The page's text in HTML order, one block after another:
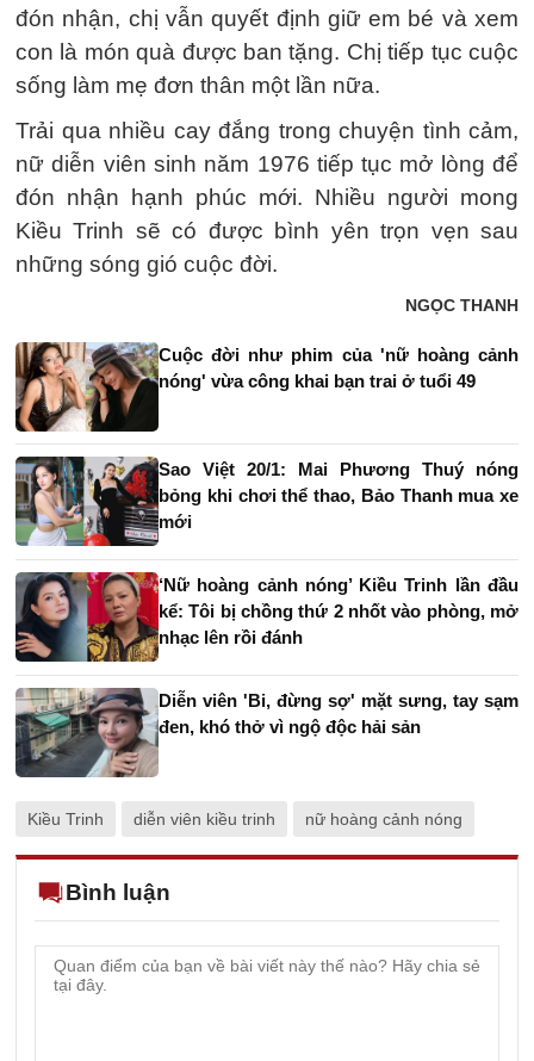
đón nhận, chị vẫn quyết định giữ em bé và xem
con là món quà được ban tặng. Chị tiếp tục cuộc
sống làm mẹ đơn thân một lần nữa.
Trải qua nhiều cay đắng trong chuyện tình cảm,
nữ diễn viên sinh năm 1976 tiếp tục mở lòng để
đón nhận hạnh phúc mới. Nhiều người mong
Kiều Trinh sẽ có được bình yên trọn vẹn sau
những sóng gió cuộc đời.
NGỌC THANH
Cuộc đời như phim của 'nữ hoàng cảnh
nóng' vừa công khai bạn trai ở tuổi 49
Sao Việt 20/1: Mai Phương Thuý nóng
bỏng khi chơi thể thao, Bảo Thanh mua xe
mới
‘Nữ hoàng cảnh nóng’ Kiều Trinh lần đầu
kể: Tôi bị chồng thứ 2 nhốt vào phòng, mở
nhạc lên rồi đánh
Diễn viên 'Bi, đừng sợ' mặt sưng, tay sạm
đen, khó thở vì ngộ độc hải sản
Kiều Trinh diễn viên kiều trinh nữ hoàng cảnh nóng
Bình luận